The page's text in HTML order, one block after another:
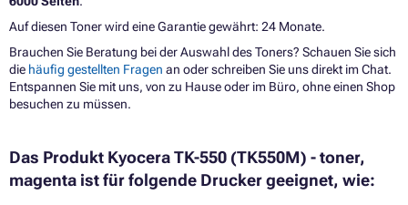
Auf diesen Toner wird eine Garantie gewährt: 24 Monate.
Brauchen Sie Beratung bei der Auswahl des Toners? Schauen Sie sich
die häufig gestellten Fragen an oder schreiben Sie uns direkt im Chat.
Entspannen Sie mit uns, von zu Hause oder im Büro, ohne einen Shop
besuchen zu müssen.
Das Produkt Kyocera TK-550 (TK550M) - toner,
magenta ist für folgende Drucker geeignet, wie: